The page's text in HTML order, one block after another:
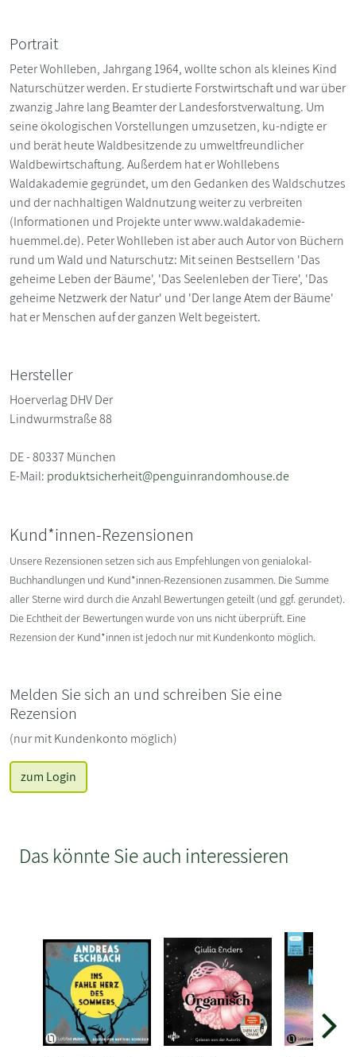
Portrait
Peter Wohlleben, Jahrgang 1964, wollte schon als kleines Kind
Naturschützer werden. Er studierte Forstwirtschaft und war über
zwanzig Jahre lang Beamter der Landesforstverwaltung. Um
seine ökologischen Vorstellungen umzusetzen, ku-ndigte er
und berät heute Waldbesitzende zu umweltfreundlicher
Waldbewirtschaftung. Außerdem hat er Wohllebens
Waldakademie gegründet, um den Gedanken des Waldschutzes
und der nachhaltigen Waldnutzung weiter zu verbreiten
(Informationen und Projekte unter www.waldakademie-
huemmel.de). Peter Wohlleben ist aber auch Autor von Büchern
rund um Wald und Naturschutz: Mit seinen Bestsellern 'Das
geheime Leben der Bäume', 'Das Seelenleben der Tiere', 'Das
geheime Netzwerk der Natur' und 'Der lange Atem der Bäume'
hat er Menschen auf der ganzen Welt begeistert.
Hersteller
Hoerverlag DHV Der
Lindwurmstraße 88
DE - 80337 München
E-Mail: produktsicherheit@penguinrandomhouse.de
Kund*innen-Rezensionen
Unsere Rezensionen setzen sich aus Empfehlungen von genialokal-
Buchhandlungen und Kund*innen-Rezensionen zusammen. Die Summe
aller Sterne wird durch die Anzahl Bewertungen geteilt (und ggf. gerundet).
Die Echtheit der Bewertungen wurde von uns nicht überprüft. Eine
Rezension der Kund*innen ist jedoch nur mit Kundenkonto möglich.
Melden Sie sich an und schreiben Sie eine
Rezension
(nur mit Kundenkonto möglich)
zum Login
Das könnte Sie auch interessieren